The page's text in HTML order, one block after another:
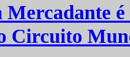
Circuito